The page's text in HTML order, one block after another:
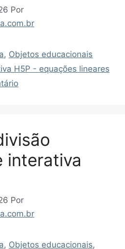
Por
, Objetos educacionais
H5P - equações lineares
interativa
Por
, Objetos educacionais,